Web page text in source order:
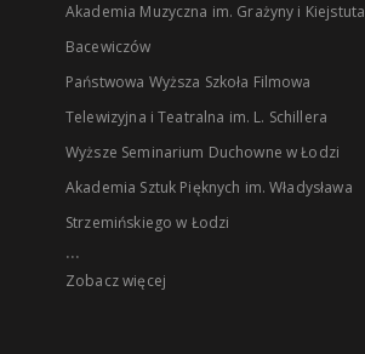
Akademia Muzyczna im. Grażyny i Kiejstuta
Bacewiczów
Państwowa Wyższa Szkoła Filmowa
Telewizyjna i Teatralna im. L. Schillera
Wyższe Seminarium Duchowne w Łodzi
Akademia Sztuk Pięknych im. Władysława
Strzemińskiego w Łodzi
...
Zobacz więcej